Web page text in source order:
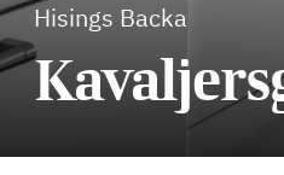
Hisings Backa